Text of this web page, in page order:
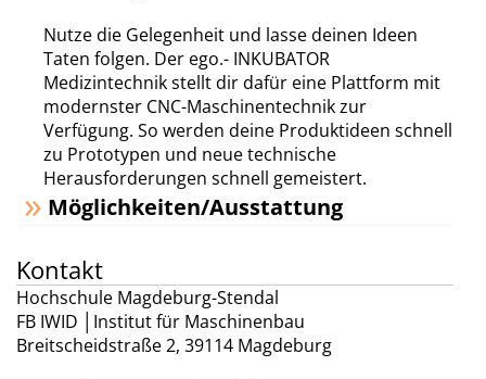
Nutze die Gelegenheit und lasse deinen Ideen
Taten folgen. Der ego.- INKUBATOR
Medizintechnik stellt dir dafür eine Plattform mit
modernster CNC-Maschinentechnik zur
Verfügung. So werden deine Produktideen schnell
zu Prototypen und neue technische
Herausforderungen schnell gemeistert.
Möglichkeiten/Ausstattung
Kontakt
Hochschule Magdeburg-Stendal
FB IWID │Institut für Maschinenbau
Breitscheidstraße 2, 39114 Magdeburg